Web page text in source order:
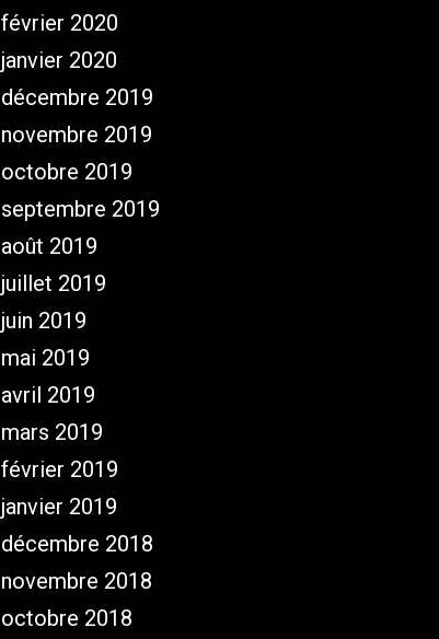
février 2020
janvier 2020
décembre 2019
novembre 2019
octobre 2019
septembre 2019
août 2019
juillet 2019
juin 2019
mai 2019
avril 2019
mars 2019
février 2019
janvier 2019
décembre 2018
novembre 2018
octobre 2018